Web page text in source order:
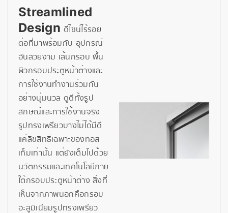
Streamlined
Designดีไซน์ไร้รอย
ต่อที่มาพร้อมกับ อุปกรณ์
อันสวยงาม เส้นกรอบ พื้น
ผิวกรอบประตูหน้าต่างและ
การใช้งานทำงานร่วมกัน
อย่างนุ่มนวล ดูดีทั้งรูป
ลักษณ์และการใช้งานจริง
รูปทรงเพรียวบางไม่ได้มีดี
แค่ลิขสิทธิ์เฉพาะของทอส
เท็มเท่านั้น แต่ยังเต็มไปด้วย
นวัตกรรมและเทคโนโลยีภาย
ใต้กรอบประตูหน้าต่าง สิ่งที่
เห็นจากภาพนอกคือกรอบ
อะลูมิเนียมรูปทรงเพรียว